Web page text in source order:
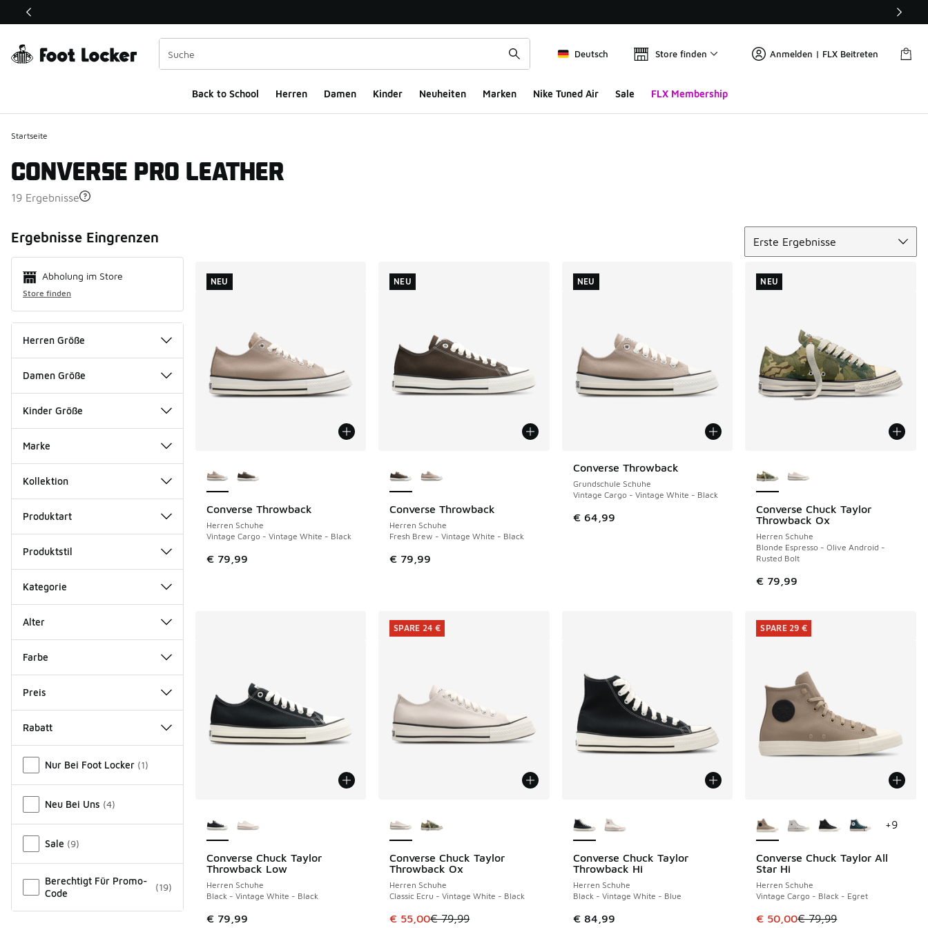
Dieser Link öffnet sich in einem neuen Fenster
Deutsch Store finden Anmelden | FLX Beitreten
Back to School Herren Damen Kinder Neuheiten Marken Nike Tuned Air Sale FLX Membership
Startseite
CONVERSE PRO LEATHER
19 Ergebnisse
Ergebnisse Eingrenzen
Abholung im Store
Store finden
Herren Größe
Damen Größe
Kinder Größe
Marke
Kollektion
Produktart
Produktstil
Kategorie
Alter
Farbe
Preis
Rabatt
Nur Bei Foot Locker (1)
Neu Bei Uns (4)
Sale (9)
Berechtigt Für Promo-
Code
(19)
Erste Ergebnisse
Converse Throwback
Herren Schuhe
Vintage Cargo - Vintage White - Black
€ 79,99
NEU
NEU
Converse Throwback
Herren Schuhe
Fresh Brew - Vintage White - Black
€ 79,99
NEU
NEU
Converse Throwback
Grundschule Schuhe
Vintage Cargo - Vintage White - Black
€ 64,99
NEU
NEU
Converse Chuck Taylor
Throwback Ox
Herren Schuhe
Blonde Espresso - Olive Android -
Rusted Bolt
€ 79,99
NEU
NEU
Converse Chuck Taylor
Throwback Low
Herren Schuhe
Black - Vintage White - Black
€ 79,99
Converse Chuck Taylor
Throwback Ox
Herren Schuhe
Classic Ecru - Vintage White - Black
Dieser Artikel ist im Sale. Der Preis ist von € 79,99 auf € 55,00 gefallen
€ 55,00€ 79,99
SPARE 24 €
SPARE 24 €
Converse Chuck Taylor
Throwback Hi
Herren Schuhe
Black - Vintage White - Blue
€ 84,99
Converse Chuck Taylor All
Star Hi
Herren Schuhe
Vintage Cargo - Black - Egret
Dieser Artikel ist im Sale. Der
€ 50,00€ 79,99
SPARE 29 €
+9
SPARE 29 €